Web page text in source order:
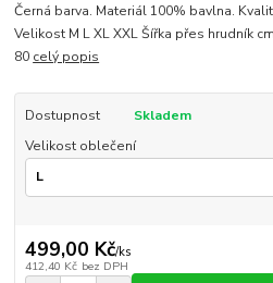
Černá barva. Materiál 100% bavlna.
Velikost M L XL XXL Šířka přes hrudník
80 celý popis
Dostupnost
Skladem
Velikost oblečení
499,00 Kč/ks
412,40 Kč bez DPH